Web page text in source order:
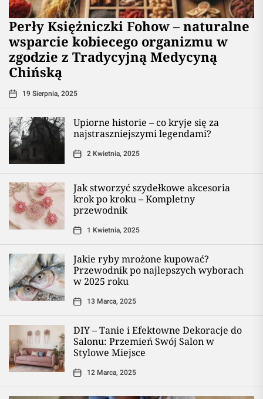
Perły Księżniczki Fohow – naturalne
wsparcie kobiecego organizmu w
zgodzie z Tradycyjną Medycyną
Chińską
19 Sierpnia, 2025
Upiorne historie – co kryje się za
najstraszniejszymi legendami?
2 Kwietnia, 2025
Jak stworzyć szydełkowe akcesoria
krok po kroku – Kompletny
przewodnik
1 Kwietnia, 2025
Jakie ryby mrożone kupować?
Przewodnik po najlepszych wyborach
w 2025 roku
13 Marca, 2025
DIY – Tanie i Efektowne Dekoracje do
Salonu: Przemień Swój Salon w
Stylowe Miejsce
12 Marca, 2025